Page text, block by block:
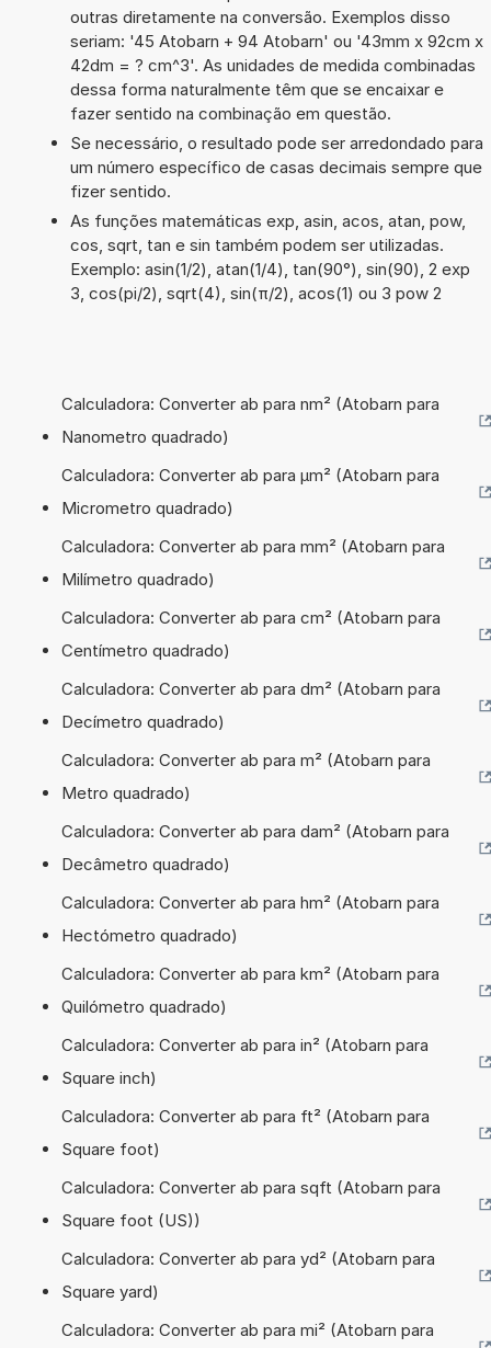
outras diretamente na conversão. Exemplos disso
seriam: '45 Atobarn + 94 Atobarn' ou '43mm x 92cm x
42dm = ? cm^3'. As unidades de medida combinadas
dessa forma naturalmente têm que se encaixar e
fazer sentido na combinação em questão.
Se necessário, o resultado pode ser arredondado para
um número específico de casas decimais sempre que
fizer sentido.
As funções matemáticas exp, asin, acos, atan, pow,
cos, sqrt, tan e sin também podem ser utilizadas.
Exemplo: asin(1/2), atan(1/4), tan(90°), sin(90), 2 exp
3, cos(pi/2), sqrt(4), sin(π/2), acos(1) ou 3 pow 2
Calculadora: Converter ab para nm² (Atobarn para
Nanometro quadrado)
Calculadora: Converter ab para µm² (Atobarn para
Micrometro quadrado)
Calculadora: Converter ab para mm² (Atobarn para
Milímetro quadrado)
Calculadora: Converter ab para cm² (Atobarn para
Centímetro quadrado)
Calculadora: Converter ab para dm² (Atobarn para
Decímetro quadrado)
Calculadora: Converter ab para m² (Atobarn para
Metro quadrado)
Calculadora: Converter ab para dam² (Atobarn para
Decâmetro quadrado)
Calculadora: Converter ab para hm² (Atobarn para
Hectómetro quadrado)
Calculadora: Converter ab para km² (Atobarn para
Quilómetro quadrado)
Calculadora: Converter ab para in² (Atobarn para
Square inch)
Calculadora: Converter ab para ft² (Atobarn para
Square foot)
Calculadora: Converter ab para sqft (Atobarn para
Square foot (US))
Calculadora: Converter ab para yd² (Atobarn para
Square yard)
Calculadora: Converter ab para mi² (Atobarn para